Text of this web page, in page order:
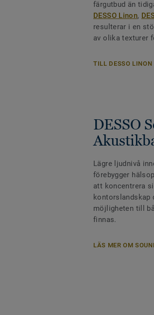
färgutbud än
DESSO Linon,
resulterar i en
av olika texturer
TILL DESSO LINON
DESSO
Lägre ljudnivå
förebygger
att koncentrera
kontorslandskap
möjligheten till
finnas.
LÄS MER OM